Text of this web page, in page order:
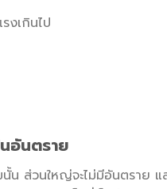
งเกินไป
อันตราย
น ส่วนใหญ่จะไม่มีอันตราย